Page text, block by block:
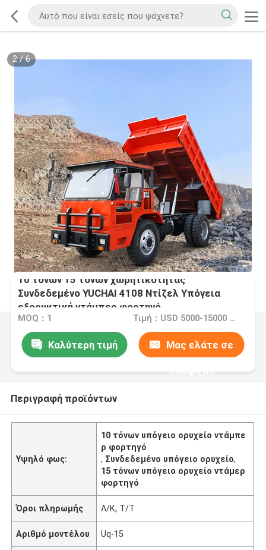
2/6
10 τόνων 15 τόνων χωρητικότητας
Συνδεδεμένο YUCHAI 4108 Ντίζελ Υπόγεια
εξορυκτική ντάμπερ φορτηγό
MOQ：1 Τιμή：USD 5000-15000 Set
Καλύτερη τιμή Μας ελάτε σε
επαφή με
Περιγραφή προϊόντων
Υψηλό φως:
10 τόνων υπόγειο ορυχείο ντάμπε
ρ φορτηγό
, Συνδεδεμένο υπόγειο ορυχείο,
15 τόνων υπόγειο ορυχείο ντάμερ
φορτηγό
Όροι πληρωμής Λ/Κ, Τ/Τ
Αριθμό μοντέλου Uq-15